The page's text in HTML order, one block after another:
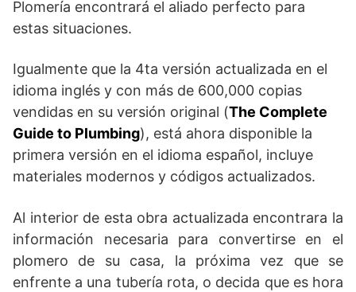
Plomería encontrará el aliado perfecto para
estas situaciones.
Igualmente que la 4ta versión actualizada en el
idioma inglés y con más de 600,000 copias
vendidas en su versión original (The Complete
Guide to Plumbing), está ahora disponible la
primera versión en el idioma español, incluye
materiales modernos y códigos actualizados.
Al interior de esta obra actualizada encontrara la
información necesaria para convertirse en el
plomero de su casa, la próxima vez que se
enfrente a una tubería rota, o decida que es hora